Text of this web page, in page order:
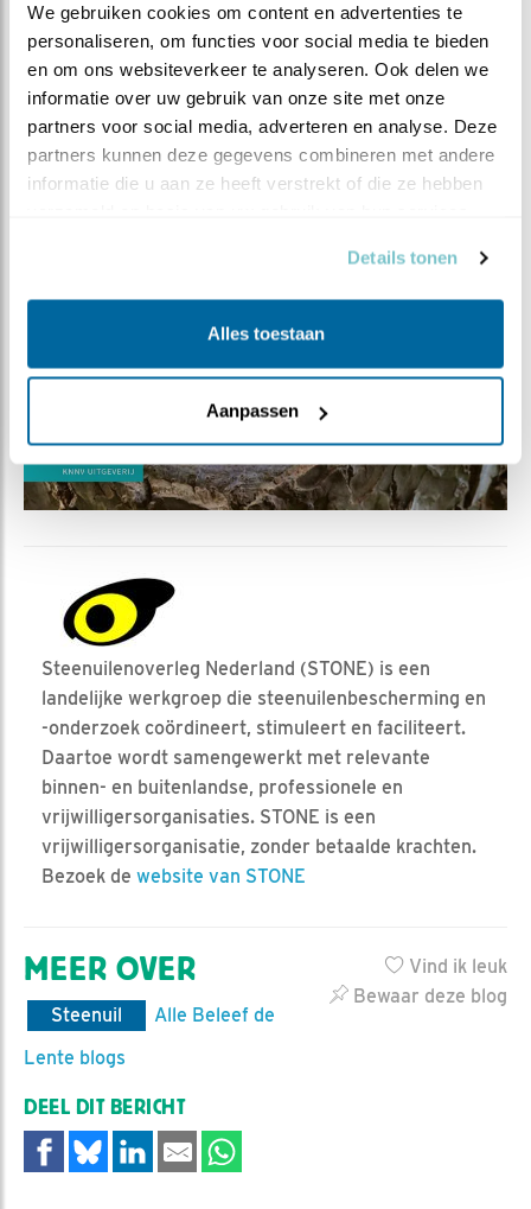
We gebruiken cookies om content en advertenties te
personaliseren, om functies voor social media te bieden
en om ons websiteverkeer te analyseren. Ook delen we
informatie over uw gebruik van onze site met onze
partners voor social media, adverteren en analyse. Deze
partners kunnen deze gegevens combineren met andere
informatie die u aan ze heeft verstrekt of die ze hebben
Details tonen
Alles toestaan
Aanpassen
Steenuilenoverleg Nederland (STONE) is een
landelijke werkgroep die steenuilenbescherming en
-onderzoek coördineert, stimuleert en faciliteert.
Daartoe wordt samengewerkt met relevante
binnen- en buitenlandse, professionele en
vrijwilligersorganisaties. STONE is een
vrijwilligersorganisatie, zonder betaalde krachten.
Bezoek de website van STONE
Vind ik leuk
Bewaar deze blog
MEER OVER
Steenuil
Alle Beleef de
Lente blogs
DEEL DIT BERICHT